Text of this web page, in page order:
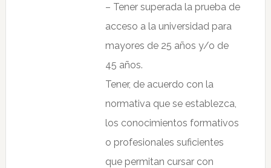
– Tener superada la prueba de
acceso a la universidad para
mayores de 25 años y/o de
45 años.
Tener, de acuerdo con la
normativa que se establezca,
los conocimientos formativos
o profesionales suficientes
que permitan cursar con